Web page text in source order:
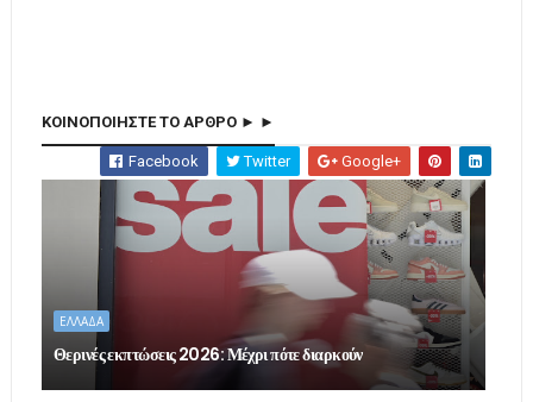
ΚΟΙΝΟΠΟΙΗΣΤΕ ΤΟ ΑΡΘΡΟ ► ►
Facebook Twitter Google+
ΕΛΛΑΔΑ
Θερινές εκπτώσεις 2026: Μέχρι πότε διαρκούν